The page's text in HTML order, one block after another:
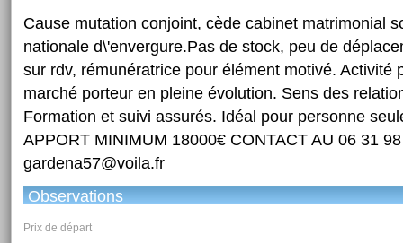
Cause mutation conjoint, cède cabinet matrimonial
nationale d\'envergure.Pas de stock, peu de
sur rdv, rémunératrice pour élément motivé. Activité
marché porteur en pleine évolution. Sens des
Formation et suivi assurés. Idéal pour personne
APPORT MINIMUM 18000€ CONTACT AU 06 31
gardena57@voila.fr
Observations
Prix de départ